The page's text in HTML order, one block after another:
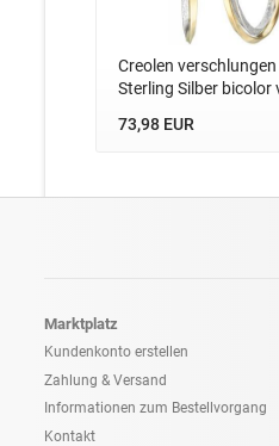
Creolen
Sterling Silber bicolor
73,98 EUR
Marktplatz
Kundenkonto erstellen
Zahlung & Versand
Informationen zum Bestellvorgang
Kontakt